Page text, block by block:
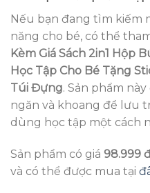
Nếu bạn đang tìm kiếm
năng cho bé, có thể
Kèm Giá Sách 2in1
Học Tập Cho Bé Tặng
Túi Đựng. Sản phẩm
ngăn và khoang để lưu
dùng học tập một cách
Sản phẩm có giá 98.999
và có thể được mua tại